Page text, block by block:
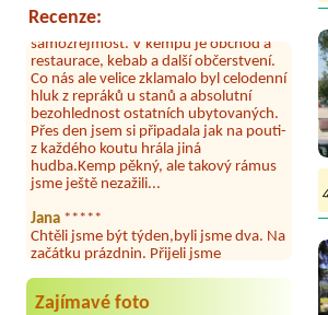
Recenze:
množství návštěvníků není
samozřejmost. V kempu je obchod a
restaurace, kebab a další občerstvení.
Co nás ale velice zklamalo byl celodenní
hluk z repráků u stanů a absolutní
bezohlednost ostatních ubytovaných.
Přes den jsem si připadala jak na pouti-
z každého koutu hrála jiná
hudba.Kemp pěkný, ale takový rámus
jsme ještě nezažili...
Chtěli jsme být týden,byli jsme dva. Na
začátku prázdnin. Přijeli jsme
karavanem. Klid pohoda socialky nové
cenu na dosah, a spoustu možností na
Zajímavé foto